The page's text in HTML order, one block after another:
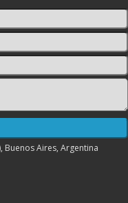
Buenos Aires, Argentina